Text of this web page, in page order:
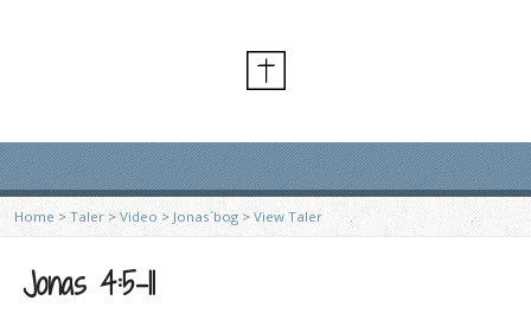
Home > Taler>Video > Jonas´bog> View Taler
Jonas 4:5-11